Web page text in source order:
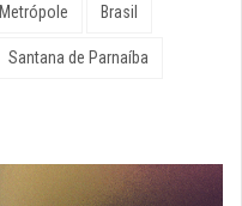
Metrópole Brasil
Santana de Parnaíba